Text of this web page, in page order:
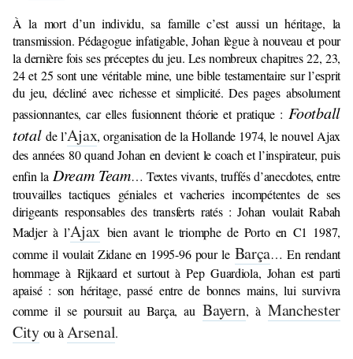
À la mort d’un individu, sa famille c’est aussi un héritage, la
transmission. Pédagogue infatigable, Johan lègue à nouveau et pour
la dernière fois ses préceptes du jeu. Les nombreux chapitres 22, 23,
24 et 25 sont une véritable mine, une bible testamentaire sur l’esprit
du jeu, décliné avec richesse et simplicité. Des pages absolument
passionnantes, car elles fusionnent théorie et pratique : Football
totalde l’Ajax, organisation de la Hollande 1974, le nouvel Ajax
des années 80 quand Johan en devient le coach et l’inspirateur, puis
enfin la Dream Team… Textes vivants, truffés d’anecdotes, entre
trouvailles tactiques géniales et vacheries incompétentes de ses
dirigeants responsables des transferts ratés : Johan voulait Rabah
Madjer à l’Ajax bien avant le triomphe de Porto en C1 1987,
comme il voulait Zidane en 1995-96 pour le Barça… En rendant
hommage à Rijkaard et surtout à Pep Guardiola, Johan est parti
apaisé : son héritage, passé entre de bonnes mains, lui survivra
comme il se poursuit au Barça, auBayern, à Manchester
Cityou à Arsenal.